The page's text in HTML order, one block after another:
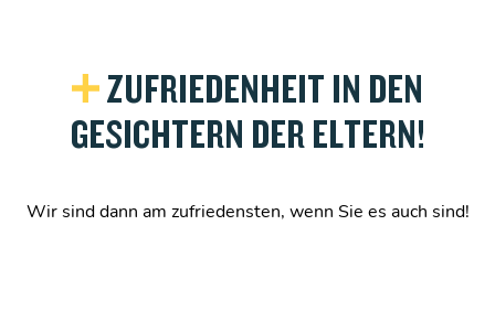
+
ZUFRIEDENHEIT IN DEN
GESICHTERN DER ELTERN!
Wir sind dann am zufriedensten, wenn Sie es auch sind!